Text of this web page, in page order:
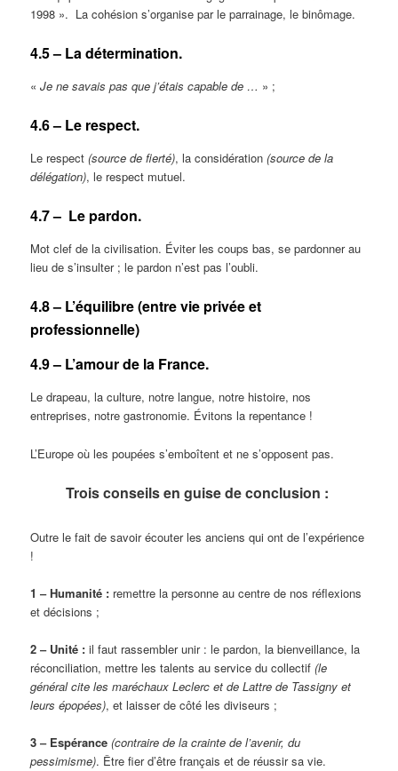
1998 ». La cohésion s’organise par le parrainage, le binômage.
4.5 – La détermination.
«Je ne savais pas que j’étais capable de … » ;
4.6 – Le respect.
Le respect(source de fierté), la considération(source de la
délégation), le respect mutuel.
4.7 – Le pardon.
Mot clef de la civilisation. Éviter les coups bas, se pardonner au
lieu de s’insulter ; le pardon n’est pas l’oubli.
4.8 – L’équilibre (entre vie privée et
professionnelle)
4.9 – L’amour de la France.
Le drapeau, la culture, notre langue, notre histoire, nos
entreprises, notre gastronomie. Évitons la repentance !
L’Europe où les poupées s’emboîtent et ne s’opposent pas.
Trois conseils en guise de conclusion :
Outre le fait de savoir écouter les anciens qui ont de l’expérience
!
1 ‒ Humanité : remettre la personne au centre de nos réflexions
et décisions ;
2 ‒ Unité : il faut rassembler unir : le pardon, la bienveillance, la
réconciliation, mettre les talents au service du collectif(le
général cite les maréchaux Leclerc et de Lattre de Tassigny et
leurs épopées), et laisser de côté les diviseurs ;
3 ‒ Espérance (contraire de la crainte de l’avenir, du
pessimisme). Être fier d’être français et de réussir sa vie.